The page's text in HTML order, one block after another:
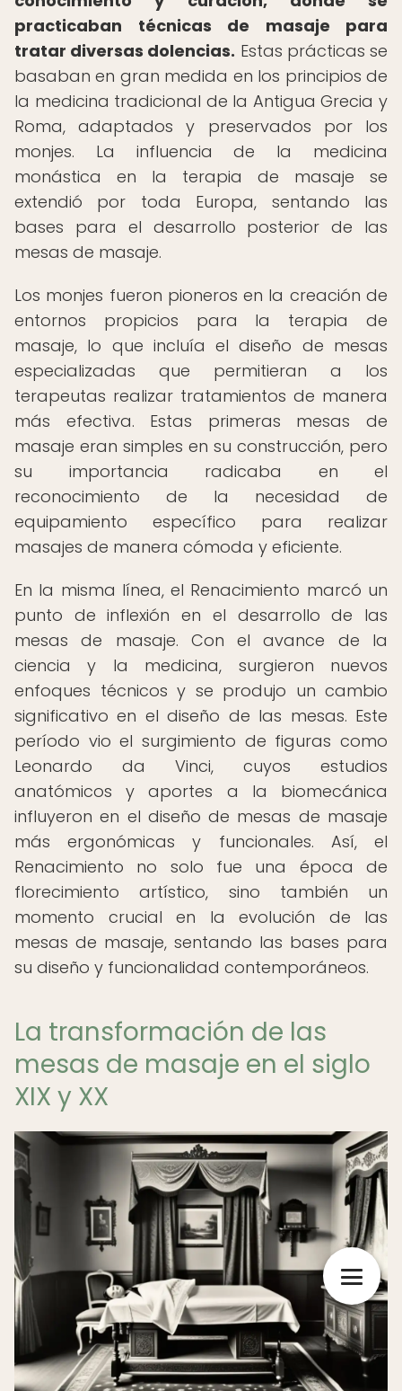
practicaban técnicas de masaje para
tratar diversas dolencias. Estas prácticas se
basaban en gran medida en los principios de
la medicina tradicional de la Antigua Grecia y
Roma, adaptados y preservados por los
monjes. La influencia de la medicina
monástica en la terapia de masaje se
extendió por toda Europa, sentando las
bases para el desarrollo posterior de las
mesas de masaje.
Los monjes fueron pioneros en la creación de
entornos propicios para la terapia de
masaje, lo que incluía el diseño de mesas
especializadas que permitieran a los
terapeutas realizar tratamientos de manera
más efectiva. Estas primeras mesas de
masaje eran simples en su construcción, pero
su importancia radicaba en el
reconocimiento de la necesidad de
equipamiento específico para realizar
masajes de manera cómoda y eficiente.
En la misma línea, el Renacimiento marcó un
punto de inflexión en el desarrollo de las
mesas de masaje. Con el avance de la
ciencia y la medicina, surgieron nuevos
enfoques técnicos y se produjo un cambio
significativo en el diseño de las mesas. Este
período vio el surgimiento de figuras como
Leonardo da Vinci, cuyos estudios
anatómicos y aportes a la biomecánica
influyeron en el diseño de mesas de masaje
más ergonómicas y funcionales. Así, el
Renacimiento no solo fue una época de
florecimiento artístico, sino también un
momento crucial en la evolución de las
mesas de masaje, sentando las bases para
su diseño y funcionalidad contemporáneos.
La transformación de las
mesas de masaje en el siglo
XIX y XX